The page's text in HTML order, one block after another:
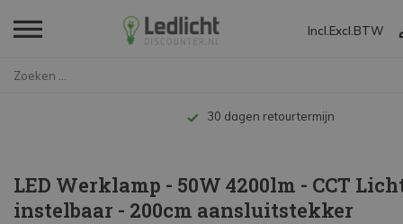
Incl. Excl. BTW
Tot 10 jaar garantie
LED Werklamp - 50W 4200lm - CCT
instelbaar - 200cm aansluitstekker